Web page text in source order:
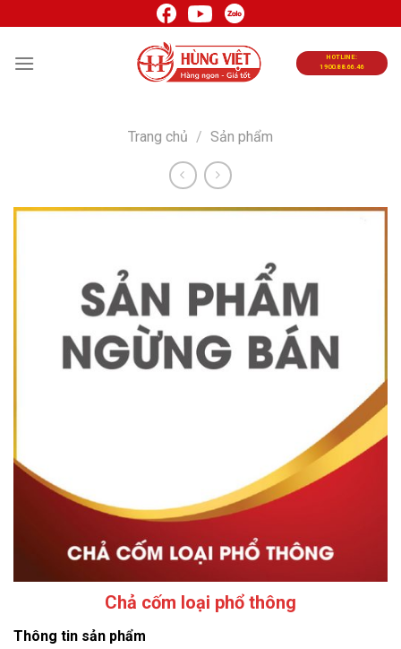
đến
nội
HOTLINE:
1900.88.66.46
Trang chủ / Sản phẩm
Chả cốm loại phổ thông
Thông tin sản phẩm